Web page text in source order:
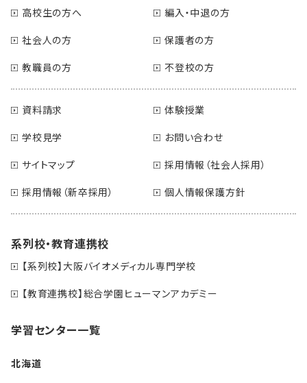
高校生の方へ
編入・中退の方
社会人の方
保護者の方
教職員の方
不登校の方
資料請求
体験授業
学校見学
お問い合わせ
サイトマップ
採用情報（社会人採用）
採用情報（新卒採用）
個人情報保護方針
系列校・教育連携校
【系列校】大阪バイオメディカル専門学校
【教育連携校】総合学園ヒューマンアカデミー
学習センター一覧
北海道